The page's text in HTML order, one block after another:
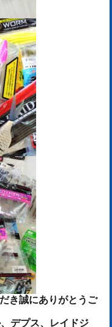
だき誠にありがとうご
デプス、レイドジ